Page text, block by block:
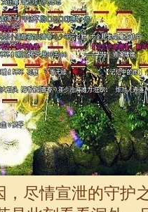
尽情宣泄的守护